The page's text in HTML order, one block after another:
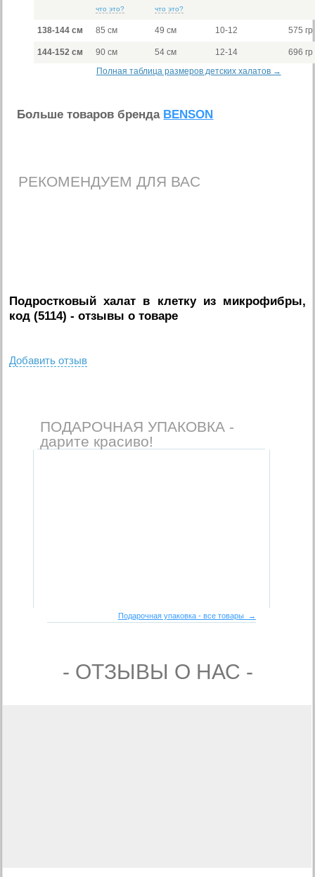
что это? что это?
138-144 см 85 см 49 см 10-12 575 гр
144-152 см 90 см 54 см 12-14
696 гр
Полная таблица размеров детских халатов →
Больше товаров бренда BENSON
РЕКОМЕНДУЕМ ДЛЯ ВАС
Подростковый халат в клетку из микрофибры,
код (5114) - отзывы о товаре
Добавить отзыв
ПОДАРОЧНАЯ УПАКОВКА -
дарите красиво!
Подарочная упаковка - все товары →
- ОТЗЫВЫ О НАС -